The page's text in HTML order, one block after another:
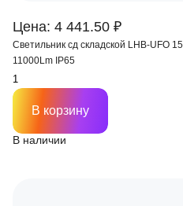
Цена: 4 441.50 ₽
Светильник сд складской LHB-UFO
11000Lm IP65
В наличии
В корзину